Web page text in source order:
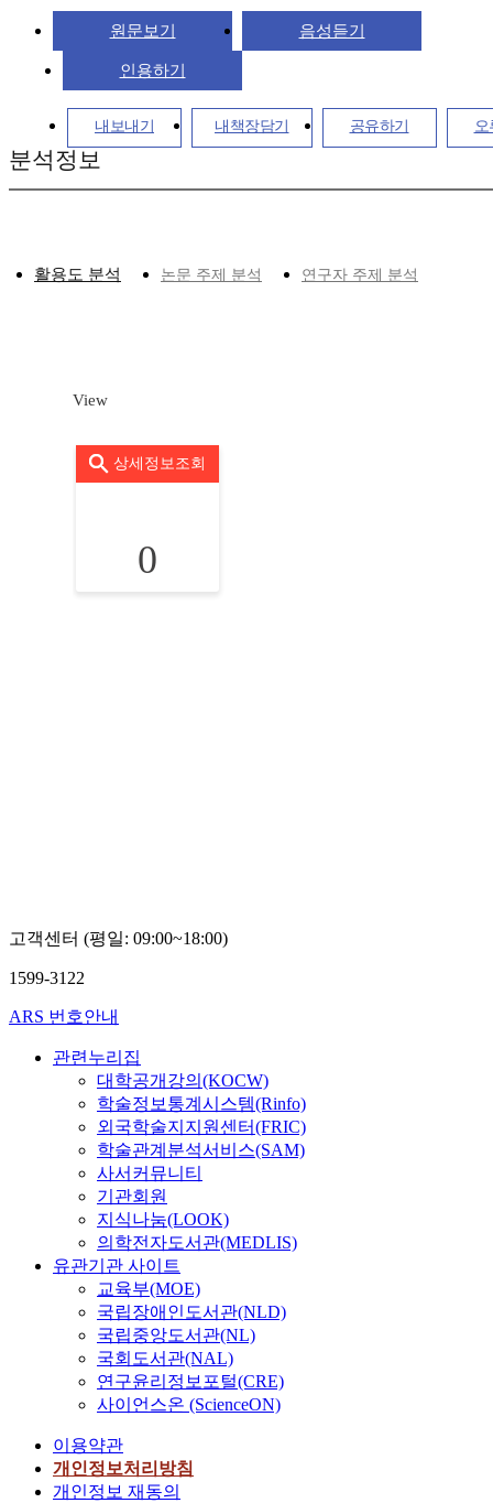
원문보기 음성듣기
인용하기
내보내기 내책장담기 공유하기 오
분석정보
활용도 분석 논문 주제 분석 연구자 주제 분석
View
상세정보조회
0
고객센터 (평일: 09:00~18:00)
1599-3122
ARS 번호안내
관련누리집
대학공개강의(KOCW)
학술정보통계시스템(Rinfo)
외국학술지지원센터(FRIC)
학술관계분석서비스(SAM)
사서커뮤니티
기관회원
지식나눔(LOOK)
의학전자도서관(MEDLIS)
유관기관 사이트
교육부(MOE)
국립장애인도서관(NLD)
국립중앙도서관(NL)
국회도서관(NAL)
연구윤리정보포털(CRE)
사이언스온 (ScienceON)
이용약관
개인정보처리방침
개인정보 재동의